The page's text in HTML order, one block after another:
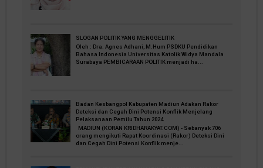
SLOGAN POLITIK YANG MENGGELITIK
Oleh : Dra. Agnes Adhani, M.Hum PSDKU Pendidikan
Bahasa Indonesia Universitas Katolik Widya Mandala
Surabaya PEMBICARAAN POLITIK menjadi ha...
Badan Kesbangpol Kabupaten Madiun Adakan Rakor
Deteksi dan Cegah Dini Potensi Konflik Menjelang
Pelaksanaan Pemilu Tahun 2024
MADIUN (KORAN KRIDHARAKYAT.COM) - Sebanyak 706
orang mengikuti Rapat Koordinasi (Rakor) Deteksi Dini
dan Cegah Dini Potensi Konflik menje...